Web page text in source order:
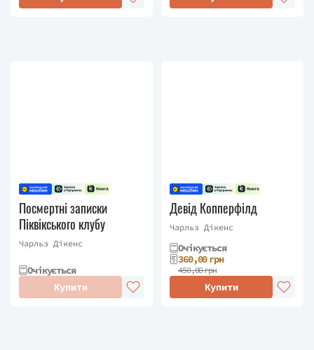
Посмертні записки
Піквікського клубу
Чарльз Дікенс
Очікується
Купити
Девід Копперфілд
Чарльз Дікенс
Очікується
360,00 грн
450,00 грн
Купити